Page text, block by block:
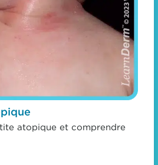
atopique et comprendre